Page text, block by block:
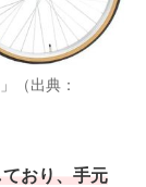
（出典：
おり、手元